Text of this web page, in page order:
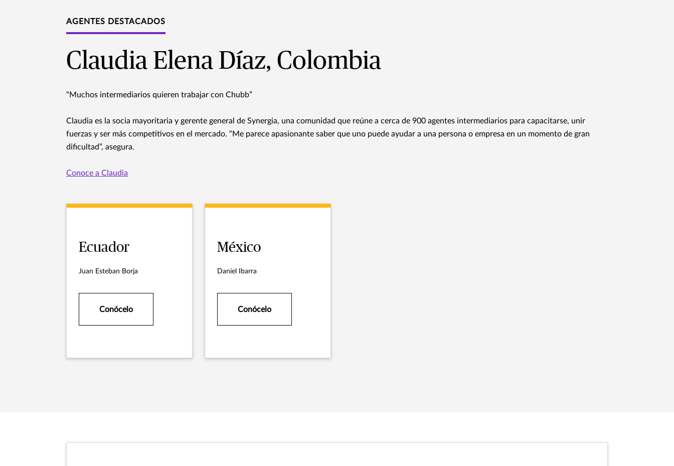
AGENTES DESTACADOS
Claudia Elena Díaz, Colombia
“Muchos intermediarios quieren trabajar con Chubb”
Claudia es la socia mayoritaria y gerente general de Synergia, una comunidad que reúne a cerca de 900 agentes intermediarios para capacitarse, unir
fuerzas y ser más competitivos en el mercado. “Me parece apasionante saber que uno puede ayudar a una persona o empresa en un momento de gran
dificultad”, asegura.
Conoce a Claudia
Ecuador
Juan Esteban Borja
Conócelo
México
Daniel Ibarra
Conócelo